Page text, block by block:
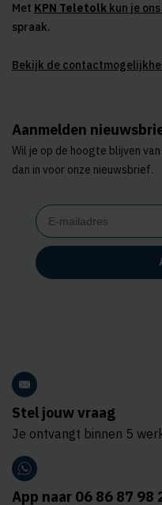
Met KPN Teletolk kun je
spraak.
Bekijk de
Aanmelden
Wil je op de hoogte blijven
dan in voor onze nieuwsbrief.
Stel jouw vraag
Je ontvangt binnen 5
App naar 06 86 87 98